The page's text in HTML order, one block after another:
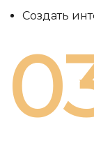
Создать